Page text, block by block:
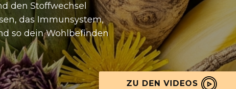
ZU DEN VIDEOS
den Stoffwechsel
das Immunsystem,
so dein Wohlbefinden